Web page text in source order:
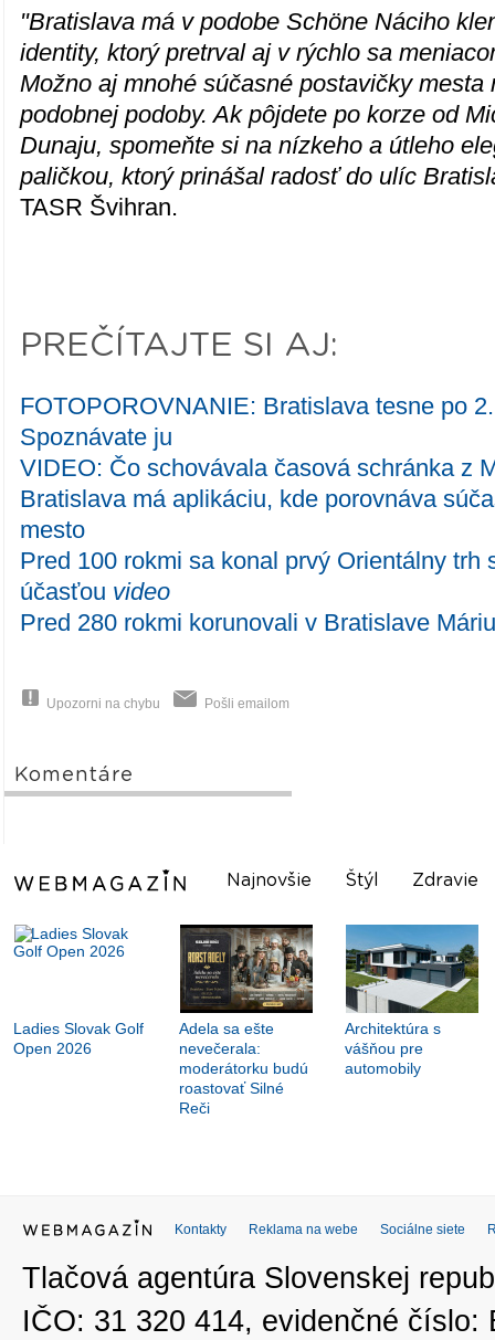
"Bratislava má v podobe Schöne Náciho
identity, ktorý pretrval aj v rýchlo sa
Možno aj mnohé súčasné postavičky mesta
podobnej podoby. Ak pôjdete po korze od
Dunaju, spomeňte si na nízkeho a útleho
paličkou, ktorý prinášal radosť do ulíc
TASR Švihran.
PREČÍTAJTE SI AJ:
FOTOPOROVNANIE: Bratislava tesne po
Spoznávate ju
VIDEO: Čo schovávala časová schránka z
Bratislava má aplikáciu, kde porovnáva
mesto
Pred 100 rokmi sa konal prvý Orientálny trh
účasťou video
Pred 280 rokmi korunovali v Bratislave
Upozorni na chybu Pošli emailom
Komentáre
Najnovšie Štýl Zdravie
Ladies Slovak Golf
Open 2026
Adela sa ešte
nevečerala:
moderátorku budú
roastovať Silné
Reči
Architektúra s
vášňou pre
automobily
Kontakty Reklama na webe Sociálne siete
Tlačová agentúra Slovenskej
IČO: 31 320 414, evidenčné číslo: